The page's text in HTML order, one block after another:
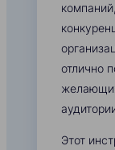
отлично
Этот